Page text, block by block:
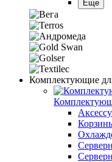
Еще
Комплектующие